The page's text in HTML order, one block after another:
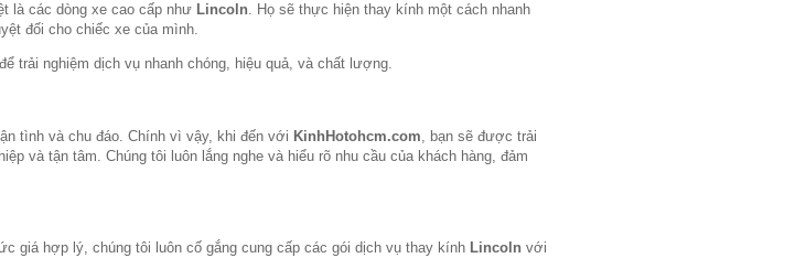
là các dòng xe cao cấp như Lincoln. Họ sẽ thực hiện thay kính một cách nhanh
đối cho chiếc xe của mình.
trải nghiệm dịch vụ nhanh chóng, hiệu quả, và chất lượng.
tình và chu đáo. Chính vì vậy, khi đến với KinhHotohcm.com , bạn sẽ được trải
và tận tâm. Chúng tôi luôn lắng nghe và hiểu rõ nhu cầu của khách hàng, đảm
giá hợp lý, chúng tôi luôn cố gắng cung cấp các gói dịch vụ thay kính Lincoln với